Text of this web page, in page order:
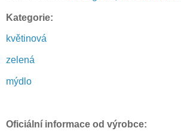
Kategorie:
květinová
zelená
mýdlo
Oficiální informace od výrobce: